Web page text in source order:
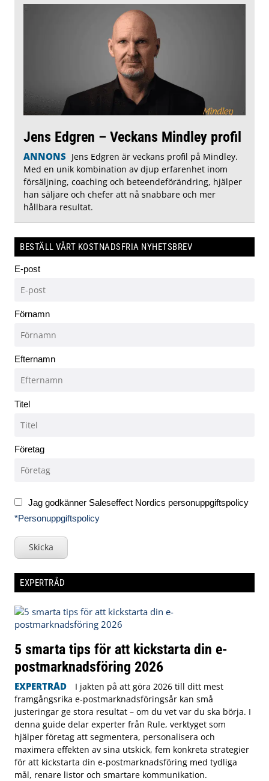
Jens Edgren – Veckans Mindley profil
ANNONS Jens Edgren är veckans profil på Mindley.
Med en unik kombination av djup erfarenhet inom
försäljning, coaching och beteendeförändring, hjälper
han säljare och chefer att nå snabbare och mer
hållbara resultat.
BESTÄLL VÅRT KOSTNADSFRIA NYHETSBREV
E-post
Förnamn
Efternamn
Titel
Företag
Jag godkänner Saleseffect Nordics personuppgiftspolicy
*Personuppgiftspolicy
Skicka
EXPERTRÅD
5 smarta tips för att kickstarta din e-
postmarknadsföring 2026
EXPERTRÅD
I jakten på att göra 2026 till ditt mest
framgångsrika e-postmarknadsföringsår kan små
justeringar ge stora resultat – om du vet var du ska börja. I
denna guide delar experter från Rule, verktyget som
hjälper företag att segmentera, personalisera och
maximera effekten av sina utskick, fem konkreta strategier
för att kickstarta din e-postmarknadsföring med tydliga
mål, renare listor och smartare kommunikation.